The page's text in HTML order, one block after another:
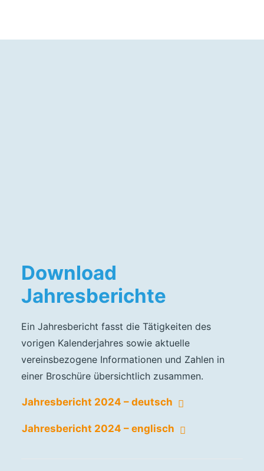
Download
Jahresberichte
Ein Jahresbericht fasst die Tätigkeiten des
vorigen Kalenderjahres sowie aktuelle
vereinsbezogene Informationen und Zahlen in
einer Broschüre übersichtlich zusammen.
Jahresbericht 2024 – deutsch
Jahresbericht 2024 – englisch